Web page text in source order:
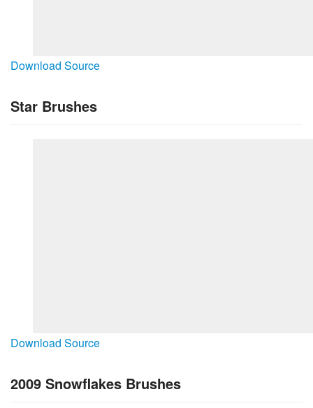
Download Source
Star Brushes
Download Source
2009 Snowflakes Brushes